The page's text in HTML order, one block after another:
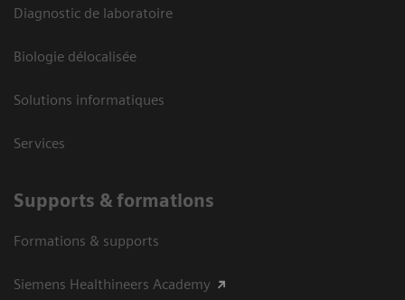
Diagnostic de laboratoire
Biologie délocalisée
Solutions informatiques
Services
Supports & formations
Formations & supports
Siemens Healthineers Academy